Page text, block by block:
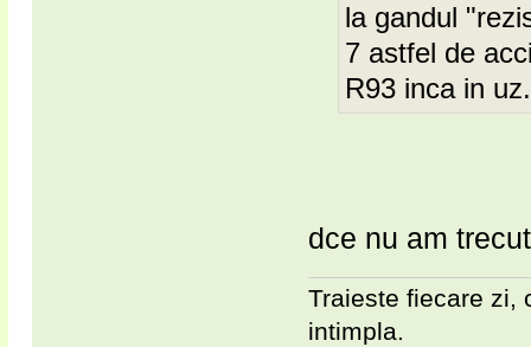
la gandul
7 astfel de
R93 inca in uz.
dce nu am
Traieste fiecare zi,
intimpla.